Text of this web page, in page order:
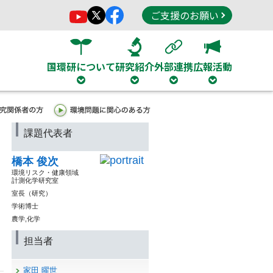
ご支援のお願い
国環研について研究紹介外部連携広報活動
課題代表者
橋本 俊次
環境リスク・健康領域
計測化学研究室
室長（研究）
学術博士
農学,化学
担当者
家田 曜世